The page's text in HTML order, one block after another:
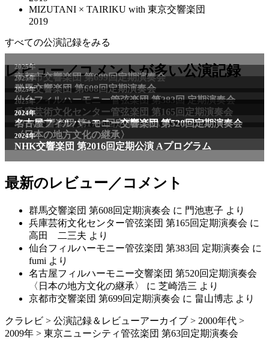
MIZUTANI × TAIRIKU with 東京交響楽団
2019
すべての公演記録をみる
レビュー／コメントが多い公演記録
2025年
京都市交響楽団 第699回定期演奏会
2025年
群馬交響楽団 第608回定期演奏会
2025年
仙台フィルハーモニー管弦楽団 第383回 定期演奏会
2025年
兵庫芸術文化センター管弦楽団 第165回定期演奏会
2011年
NHK交響楽団 第1706回定期公演Aプログラム
2024年
名古屋フィルハーモニー交響楽団 第520回定期演奏会
〈日本の地方文化の継承〉
2024年
NHK交響楽団 第2016回定期公演 Aプログラム
最新のレビュー／コメント
群馬交響楽団 第608回定期演奏会 に 門池恵子 より
兵庫芸術文化センター管弦楽団 第165回定期演奏会 に
高田 二三夫 より
仙台フィルハーモニー管弦楽団 第383回 定期演奏会 に
fumi より
名古屋フィルハーモニー交響楽団 第520回定期演奏会
〈日本の地方文化の継承〉
に 芝崎浩三 より
京都市交響楽団 第699回定期演奏会 に 畠山博志 より
クラレビ > 公演記録＆レビューアーカイブ > 2000年代 >
2009年 > 東京ニューシティ管弦楽団 第63回定期演奏会